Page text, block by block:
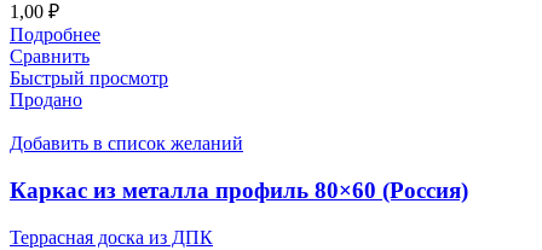
1,00 ₽
Подробнее
Сравнить
Быстрый просмотр
Продано
Добавить в список желаний
Каркас из металла профиль 80×60 (Россия)
Террасная доска из ДПК